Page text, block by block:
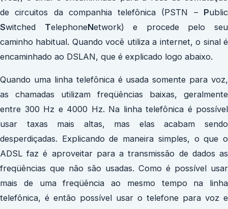
de circuitos da companhia telefônica (PSTN –
Public
Switched TelephoneNetwork) e procede pelo seu
caminho habitual. Quando você utiliza a internet, o sinal é
encaminhado ao DSLAN, que é explicado logo abaixo.
Quando uma linha telefônica é usada somente para voz,
as chamadas utilizam freqüências baixas, geralmente
entre 300 Hz e 4000 Hz. Na linha telefônica é possível
usar taxas mais altas, mas elas acabam sendo
desperdiçadas. Explicando de maneira simples, o que o
ADSL faz é aproveitar para a transmissão de dados as
freqüências que não são usadas. Como é possível usar
mais de uma freqüência ao mesmo tempo na linha
telefônica, é então possível usar o telefone para voz e